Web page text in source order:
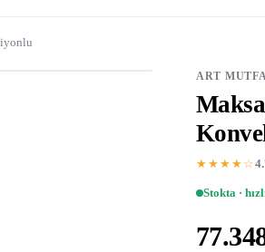
ART
★★★★☆
Stokta ·